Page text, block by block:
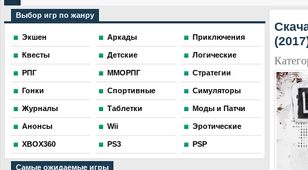
Выбор игр по жанру
Экшен Аркады Приключения
Квесты Детские Логические
РПГ ММОРПГ Стратегии
Гонки Спортивные Симуляторы
Журналы Таблетки Моды и Патчи
Анонсы Wii Эротические
XBOX360 PS3 PSP
Самые ожидаемые игры